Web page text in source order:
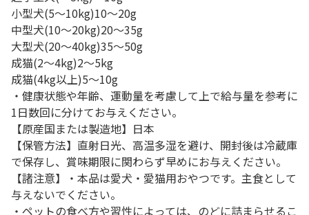
小型犬(5～10kg)10～20g
中型犬(10～20kg)20～35g
大型犬(20～40kg)35～50g
成猫(2～4kg)2～5kg
成猫(4kg以上)5～10g
・健康状態や年齢、運動量を考慮して上で給与量を参考に
1日数回に分けてお与えください。
【原産国または製造地】日本
【保管方法】直射日光、高温多湿を避け、開封後は冷蔵庫
で保存し、賞味期限に関わらず早めにお与えください。
【諸注意】・本品は愛犬・愛猫用おやつです。主食として
与えないでください。
・ペットの食べ方や習性によっては、のどに詰まらせるこ